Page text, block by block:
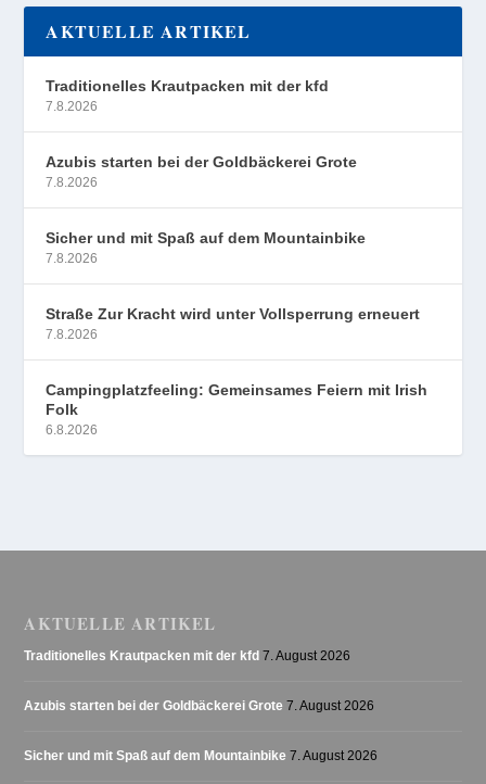
AKTUELLE ARTIKEL
Traditionelles Krautpacken mit der kfd
7.8.2026
Azubis starten bei der Goldbäckerei Grote
7.8.2026
Sicher und mit Spaß auf dem Mountainbike
7.8.2026
Straße Zur Kracht wird unter Vollsperrung erneuert
7.8.2026
Campingplatzfeeling: Gemeinsames Feiern mit Irish
Folk
6.8.2026
AKTUELLE ARTIKEL
Traditionelles Krautpacken mit der kfd 7. August 2026
Azubis starten bei der Goldbäckerei Grote 7. August 2026
Sicher und mit Spaß auf dem Mountainbike 7. August 2026